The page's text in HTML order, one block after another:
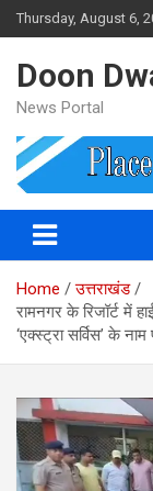
Skip
to
Thursday, August 6,
Doon
News Portal
Home
उत्तराखंड
रामनगर के रिजॉर्ट में
‘एक्स्ट्रा सर्विस’ के